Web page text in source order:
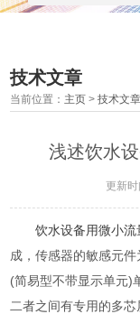
技术文章
当前位置： 主页 >技术文章
浅述饮水
更新
饮水设备用微小流
成，传感器的敏感元
(简易型不带显示单元)
二者之间有专用的多